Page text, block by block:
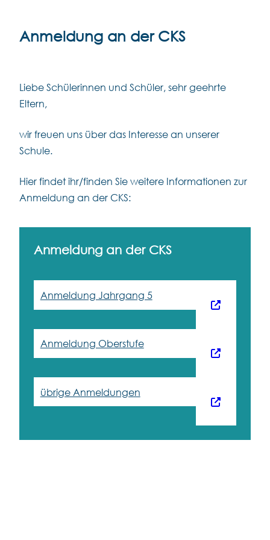
Anmeldung an der CKS
Liebe Schülerinnen und Schüler, sehr geehrte
Eltern,
wir freuen uns über das Interesse an unserer
Schule.
Hier findet ihr/finden Sie weitere Informationen zur
Anmeldung an der CKS:
Anmeldung an der CKS
Anmeldung Jahrgang 5
Anmeldung Oberstufe
übrige Anmeldungen